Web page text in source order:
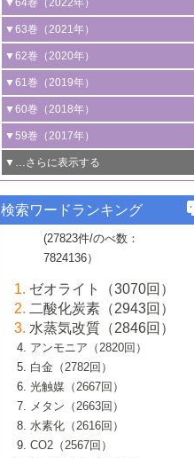
光触媒に関する最近の研究
B号 第137回触媒討論会（2026年）
る最近の研究
3号 オレフィン系樹脂の精密合成に関す
る最新技術
4号 アルコール類の効率的変換を実現す
る非貴金属触媒の研究動向
5号 ゼオライトの合成と応用における研
究動向
6号 ヘテロ接合界面
B号 第135回触媒討論会（2025年）
の新展開
3号 未踏分子変換を目指した酸化触媒プ
ロセスの最前線
4号 シンクロトロン放射光および中性子
線を利用した触媒解析技術の最先端
5号 単原子触媒
6号 参照触媒委員会からのお知らせ
B号 第133回触媒討論会（2023年）
2号 プラスチックケミカルリサイクルの
ための触媒技術
3号 非酸化物系金属化合物を基盤とした
触媒材料の開発
4号 格子酸素・格子酸素欠陥を利用した
触媒反応
5号 生体触媒によるエネルギー変換反応
6号 窒素とリンの循環のための触媒・機
能性材料
▼64巻（2022年）
1号 合成ガス製造とCOを用いるケミカル
ズ合成の最新動向
2号 化学品合成のための合金触媒開発
3号 CO の排出削減および有効活用のた
めの触媒技術
4号 若手による情報発信企画～とびたて
若き触媒の研究者たち～（1）
若き触媒の研究者たち～（2）
6号 石油のノーブル・ユースを志向した
触媒技術
大学：オンライン・対面開催）
▼63巻（2021年）
1号 金触媒の新展開
2号 ペロブスカイト
3号 特殊反応場を利用した触媒的分子変
換反応
4号 多孔質材料を用いた触媒の新展開
5号 情報学的手法を用いた触媒開発
6号 カーボンニュートラルに向けた電解
技術
B号 第127回触媒討論会（2021年・オン
ライン開催(Zoom)のみ）
▼62巻（2020年）
1号 触媒設計を拓く欠陥構造のキャラク
タリゼーション
2号 機能化学品製造に資するクリーンな
触媒的酸化反応
3号 水処理のための触媒化学
4号 光触媒を用いた水分解の最新の研究
動向
5号 次世代の触媒プロセスを支えるマイ
6号 メタン転換技術の最新動向
B号 第125回触媒討論会（2020年・工学
院大学）
▼61巻（2019年）
1号 物質移動制御に着目した触媒プロセ
ス開発
2号 CO2 フリー水素サプライチェーンに
関わる触媒開発動向
3号 精密高分子合成に関する最近の研究
動向
4号 バイオマス化成品製造のための触媒
5号 固体触媒による含窒素有機化合物変
換の最前線
6号 貴金属使用量低減に向けた自動車排
ガス浄化触媒の開発
B号 第123回触媒討論会（2019年・大阪
▼60巻（2018年）
1号 固体酸触媒の最新の研究動向
2号 二酸化炭素からの有用化学品合成
3号 ナノ粒子・クラスター触媒の最前線
4号 60周年記念企画
5号 進化するゼオライト合成技術
6号 非貴金属系触媒における電気化学的
B号 第121回触媒討論会（2018年・東京
大学）
▼59巻（2017年）
1号 いたるところに，触媒
最先端技術
3号 無機分離膜材料の開発と触媒反応プ
ロセスへの適用
5号 水素のふるまいを解き明かす最先端
研究
6号 低級アルカンの有効利用のための触
媒技術
B号 第119回触媒討論会（2017年・首都
大学東京）
▼…さらに表示する
1号 ユニークな構造の高分子を生み出す触
2号 リグニンからの化成品製造に向けた触
媒技術
3号 触媒研究の最先端～とびたて若き研究
者たち～（1）
4号 触媒研究の最先端～とびたて若き研究
者たち～（2）
5号 触媒研究の最先端～とびたて若き研究
者たち～（3）
6号 イオニクス材料と燃料電池・電解合成
▼57巻（2015年）
1号 水素キャリアにかかわる触媒技術の新
2号 石油精製用触媒の最近の進展
3号 固体酸化物形燃料電池（SOFC）におけ
るアノード触媒上での燃料直接改質技術
4号 コアシェル構造の制御による触媒機能
5号 工業触媒およびその周辺技術の最近の
進歩
6号 ナノシート
▼56巻（2014年）
2号 光触媒反応機構に関する最新の研究動
向
開発動向
4号 人工光合成に向けた近年のアプローチ
5号 未利用熱エネルギーの有効活用に貢献
する触媒技術
6号 ポリオキソメタレート
1号 高耐久性燃料電池システム用触媒にお
ける新展開
2号 リビングラジカル重合の最近の動向
3号 天然ガスの化学工業的展開に関する触
媒技術
4号 貴金属触媒の精密構造制御とその活用
5号 バイオマス化成品製造のための固体触
▼54巻（2012年）
1号 規則性多孔体の利用技術における最近
の進歩
2号 第109回触媒討論会
3号 貴金属低減技術の最新動向
4号 貴金属代替技術の最新動向
5号 光触媒による物質変換反応の新展開
▼53巻（2011年）
1号 金属学から見る合金触媒の新展開
2号 第107回触媒討論会
3号 触媒のその場観察法の進歩（１）
4号 触媒のその場観察法の進歩（２）
5号 不活性結合の触媒的活性化による有機
▼52巻（2010年）
1号 触媒の劣化対策と長寿命触媒開発
2号 第105回触媒討論会
3号 ナノ構造が拓く新機能
4号 活性サイトおよびその環境の精密な設
1号 炭素材料－熱い注目を集める材料－
2号 第103回触媒討論会
3号 環境浄化用光触媒の現状と課題
▼50巻（2008年）
1号 触媒化学と学会のこの10年，半世紀，
そして未来
▼49巻（2007年）
検索ワードランキング
(27823件/のべ数：
7824136）
ゼオライト（3070回）
二酸化炭素（2943回）
水蒸気改質（2846回）
アンモニア（2820回）
白金（2782回）
光触媒（2667回）
メタン（2663回）
水素化（2616回）
CO2（2567回）